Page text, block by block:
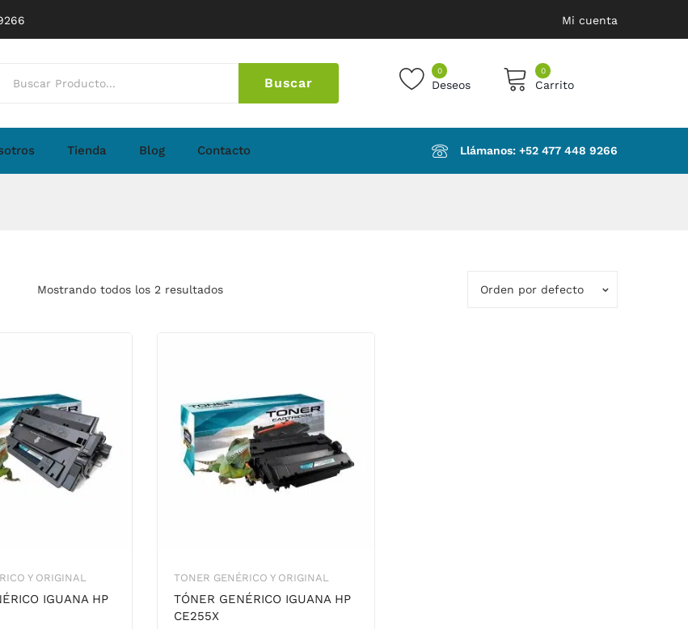
Mi cuenta
Buscar
0
Deseos
0
Carrito
No products in the cart.
Tienda Blog Contacto Llámanos: ‪+52 477 448 9266‬
Mostrando todos los 2 resultados Orden por defecto
Y ORIGINAL
IGUANA HP
TONER GENÉRICO Y ORIGINAL
TÓNER GENÉRICO IGUANA HP
CE255X